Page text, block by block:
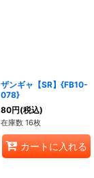
ザンギャ【SR】{FB10-
078}
80円(税込)
在庫数 16枚
カートに入れる